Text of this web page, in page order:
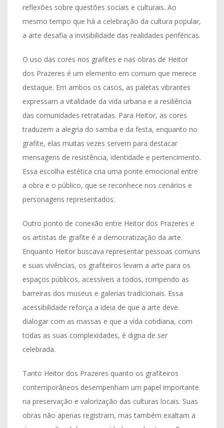
reflexões sobre questões sociais e culturais. Ao
mesmo tempo que há a celebração da cultura popular,
a arte desafia a invisibilidade das realidades periféricas.
O uso das cores nos grafites e nas obras de Heitor
dos Prazeres é um elemento em comum que merece
destaque. Em ambos os casos, as paletas vibrantes
expressam a vitalidade da vida urbana e a resiliência
das comunidades retratadas. Para Heitor, as cores
traduzem a alegria do samba e da festa, enquanto no
grafite, elas muitas vezes servem para destacar
mensagens de resistência, identidade e pertencimento.
Essa escolha estética cria uma ponte emocional entre
a obra e o público, que se reconhece nos cenários e
personagens representados.
Outro ponto de conexão entre Heitor dos Prazeres e
os artistas de grafite é a democratização da arte.
Enquanto Heitor buscava representar pessoas comuns
e suas vivências, os grafiteiros levam a arte para os
espaços públicos, acessíveis a todos, rompendo as
barreiras dos museus e galerias tradicionais. Essa
acessibilidade reforça a ideia de que a arte deve
dialogar com as massas e que a vida cotidiana, com
todas as suas complexidades, é digna de ser
celebrada.
Tanto Heitor dos Prazeres quanto os grafiteiros
contemporâneos desempenham um papel importante
na preservação e valorização das culturas locais. Suas
obras não apenas registram, mas também exaltam a